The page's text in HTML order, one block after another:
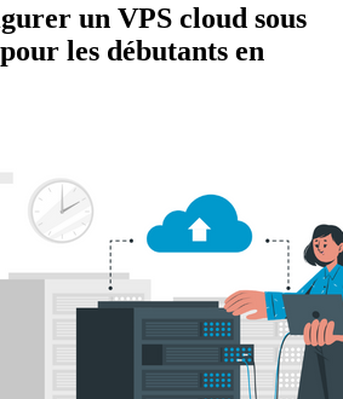
un VPS cloud sous
les débutants en